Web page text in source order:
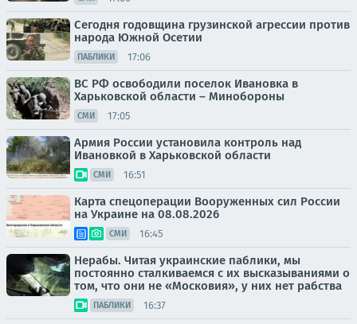
Сегодня годовщина грузинской агрессии против
народа Южной Осетии
ПАБЛИКИ 17:06
ВС РФ освободили поселок Ивановка в
Харьковской области – Минобороны
СМИ 17:05
Армия России установила контроль над
Ивановкой в Харьковской области
СМИ 16:51
Карта спецоперации Вооруженных сил России
на Украине на 08.08.2026
СМИ 16:45
Нерабы. Читая украинские паблики, мы
постоянно сталкиваемся с их высказываниями о
том, что они не «Московия», у них нет рабства
ПАБЛИКИ 16:37